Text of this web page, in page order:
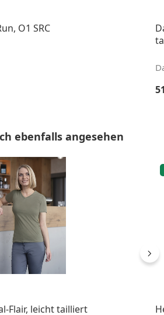
O1 SRC
ebenfalls angesehen
Flair, leicht tailliert